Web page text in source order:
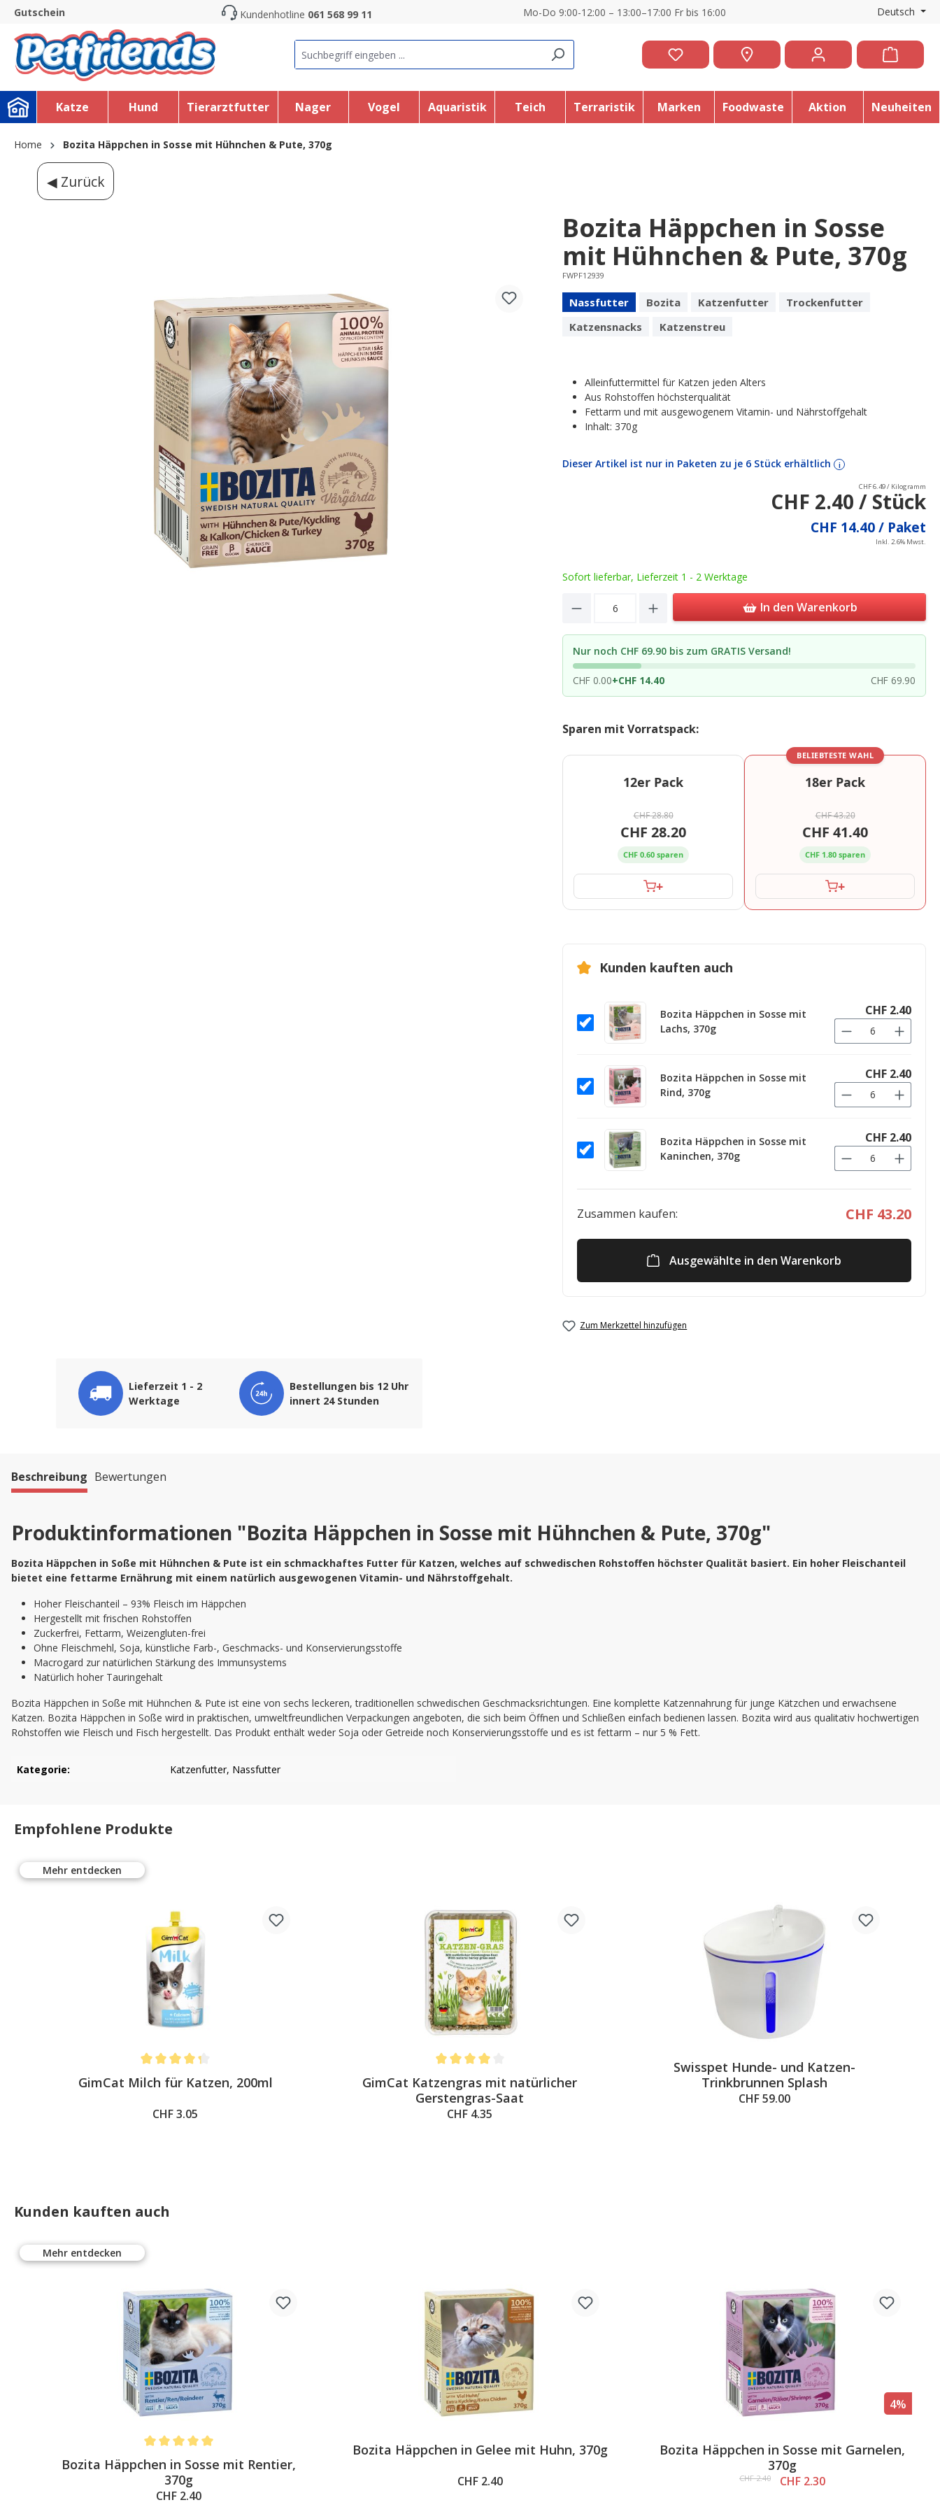
Skip to main navigation
Gutschein Kundenhotline 061 568 99 11 Mo-Do 9:00-12:00 – 13:00–17:00 Fr bis 16:00 Deutsch
Katze Hund Tierarztfutter Nager Vogel Aquaristik Teich Terraristik Marken Foodwaste Aktion Neuheiten
Home Bozita Häppchen in Sosse mit Hühnchen & Pute, 370g
◀ Zurück
Bozita Häppchen in Sosse
mit Hühnchen & Pute, 370g
FWPF12939
Nassfutter Bozita Katzenfutter
Trockenfutter
Katzensnacks
Katzenstreu
Alleinfuttermittel für Katzen jeden Alters
Aus Rohstoffen höchsterqualität
Fettarm und mit ausgewogenem Vitamin- und Nährstoffgehalt
Inhalt: 370g
Dieser Artikel ist nur in Paketen zu je 6 Stück erhältlich i
CHF 14.40 / Paket
CHF 6.49 / Kilogramm
CHF 2.40 / Stück
Inkl. 2.6% Mwst.
Sofort lieferbar, Lieferzeit 1 - 2 Werktage
Product Quantity: Enter the desired amount
In den Warenkorb
Nur noch CHF 69.90 bis zum GRATIS Versand!
CHF 0.00+CHF 14.40 CHF 69.90
Sparen mit Vorratspack:
12er Pack
CHF 28.80
CHF 28.20
CHF 0.60 sparen
+
BELIEBTESTE WAHL
18er Pack
CHF 43.20
CHF 41.40
CHF 1.80 sparen
+
Kunden kauften auch
Bozita Häppchen in Sosse mit
Lachs, 370g
CHF 2.40
Bozita Häppchen in Sosse mit
Rind, 370g
CHF 2.40
Bozita Häppchen in Sosse mit
Kaninchen, 370g
CHF 2.40
Zusammen kaufen: CHF 43.20
Ausgewählte in den Warenkorb
Zum Merkzettel hinzufügen
Lieferzeit 1 - 2
Werktage
Bestellungen bis 12 Uhr
innert 24 Stunden
Beschreibung Bewertungen
Produktinformationen "Bozita Häppchen in Sosse mit Hühnchen & Pute, 370g"
Bozita Häppchen in Soße mit Hühnchen & Pute ist ein schmackhaftes Futter für Katzen, welches auf schwedischen Rohstoffen höchster Qualität basiert. Ein hoher Fleischanteil
bietet eine fettarme Ernährung mit einem natürlich ausgewogenen Vitamin- und Nährstoffgehalt.
Hoher Fleischanteil – 93% Fleisch im Häppchen
Hergestellt mit frischen Rohstoffen
Zuckerfrei, Fettarm, Weizengluten-frei
Ohne Fleischmehl, Soja, künstliche Farb-, Geschmacks- und Konservierungsstoffe
Macrogard zur natürlichen Stärkung des Immunsystems
Natürlich hoher Tauringehalt
Bozita Häppchen in Soße mit Hühnchen & Pute ist eine von sechs leckeren, traditionellen schwedischen Geschmacksrichtungen. Eine komplette Katzennahrung für junge Kätzchen und erwachsene
Katzen. Bozita Häppchen in Soße wird in praktischen, umweltfreundlichen Verpackungen angeboten, die sich beim Öffnen und Schließen einfach bedienen lassen. Bozita wird aus qualitativ hochwertigen
Rohstoffen wie Fleisch und Fisch hergestellt. Das Produkt enthält weder Soja oder Getreide noch Konservierungsstoffe und es ist fettarm – nur 5 % Fett.
Kategorie: Katzenfutter, Nassfutter
Empfohlene Produkte
Mehr entdecken
GimCat Milch für Katzen, 200ml
CHF 3.05
GimCat Katzengras mit natürlicher
Gerstengras-Saat
CHF 4.35
Swisspet Hunde- und Katzen-
Trinkbrunnen Splash
CHF 59.00
Kunden kauften auch
Mehr entdecken
Average rating of 5 out of 5 stars
Bozita Häppchen in Sosse mit Rentier,
370g
CHF 2.40
Bozita Häppchen in Gelee mit Huhn, 370g
CHF 2.40
4%
Bozita Häppchen in Sosse mit Garnelen,
370g
CHF 2.40 CHF 2.30